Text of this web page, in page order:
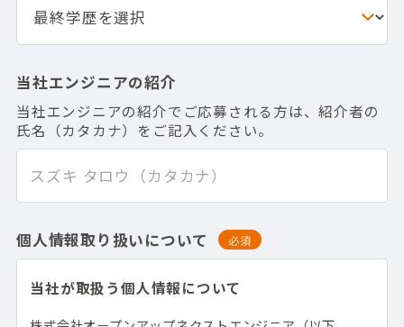
当社エンジニアの紹介
当社エンジニアの紹介でご応募される方は、紹介者の
氏名（カタカナ）をご記入ください。
個人情報取り扱いについて 必須
当社が取扱う個人情報について